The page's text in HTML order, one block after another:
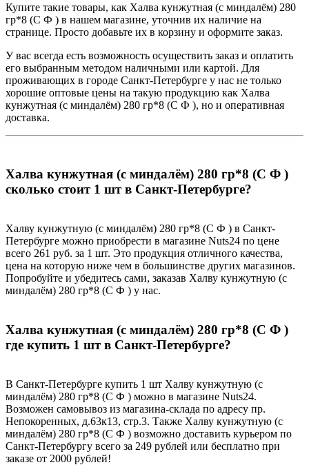
Купите такие товары, как Халва кунжутная (с миндалём) 280
гр*8 (С Ф ) в нашем магазине, уточнив их наличие на
странице. Просто добавьте их в корзину и оформите заказ.
У вас всегда есть возможность осуществить заказ и оплатить
его выбранным методом наличными или картой. Для
проживающих в городе Санкт-Петербурге у нас не только
хорошие оптовые цены на такую продукцию как Халва
кунжутная (с миндалём) 280 гр*8 (С Ф ), но и оперативная
доставка.
Халва кунжутная (с миндалём) 280 гр*8 (С Ф )
сколько стоит 1 шт в Санкт-Петербурге?
Халву кунжутную (с миндалём) 280 гр*8 (С Ф ) в Санкт-
Петербурге можно приобрести в магазине Nuts24 по цене
всего 261 руб. за 1 шт. Это продукция отличного качества,
цена на которую ниже чем в большинстве других магазинов.
Попробуйте и убедитесь сами, заказав Халву кунжутную (с
миндалём) 280 гр*8 (С Ф ) у нас.
Халва кунжутная (с миндалём) 280 гр*8 (С Ф )
где купить 1 шт в Санкт-Петербурге?
В Санкт-Петербурге купить 1 шт Халву кунжутную (с
миндалём) 280 гр*8 (С Ф ) можно в магазине Nuts24.
Возможен самовывоз из магазина-склада по адресу пр.
Непокоренных, д.63к13, стр.3. Также Халву кунжутную (с
миндалём) 280 гр*8 (С Ф ) возможно доставить курьером по
Санкт-Петербургу всего за 249 рублей или бесплатно при
заказе от 2000 рублей!